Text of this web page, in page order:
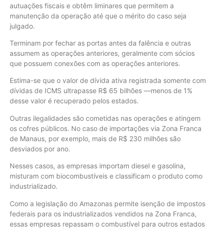
autuações fiscais e obtêm liminares que permitem a
manutenção da operação até que o mérito do caso seja
julgado.
Terminam por fechar as portas antes da falência e outras
assumem as operações anteriores, geralmente com sócios
que possuem conexões com as operações anteriores.
Estima-se que o valor de dívida ativa registrada somente com
dívidas de ICMS ultrapasse R$ 65 bilhões —menos de 1%
desse valor é recuperado pelos estados.
Outras ilegalidades são cometidas nas operações e atingem
os cofres públicos. No caso de importações via Zona Franca
de Manaus, por exemplo, mais de R$ 230 milhões são
desviados por ano.
Nesses casos, as empresas importam diesel e gasolina,
misturam com biocombustíveis e classificam o produto como
industrializado.
Como a legislação do Amazonas permite isenção de impostos
federais para os industrializados vendidos na Zona Franca,
essas empresas repassam o combustível para outros estados